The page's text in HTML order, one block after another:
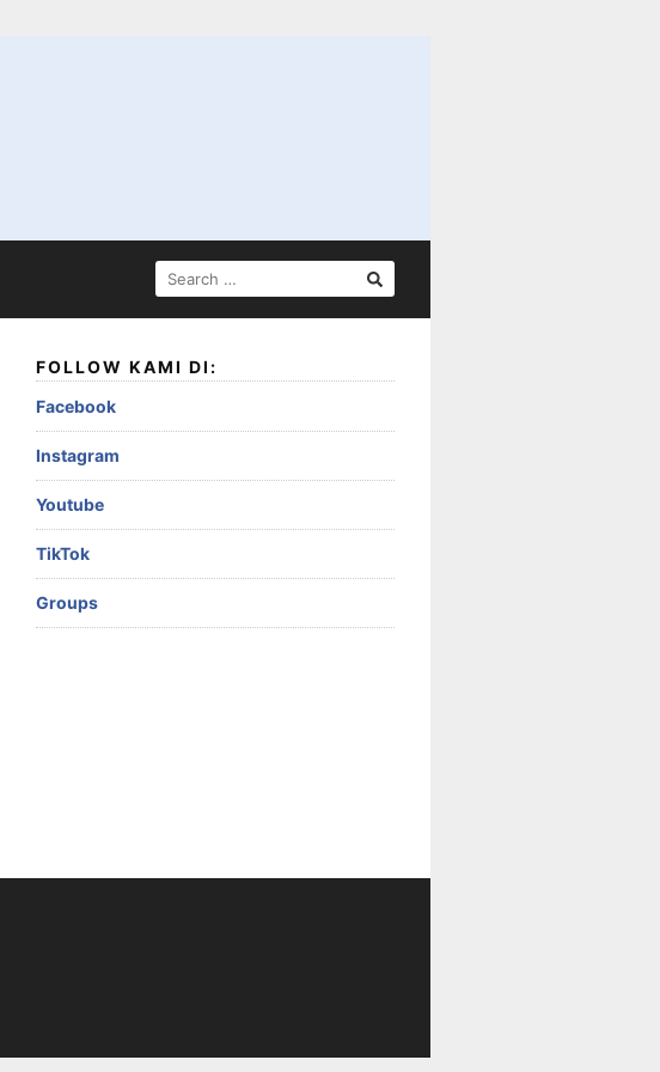
SEARCH
FOR:
FOLLOW KAMI DI:
Facebook
Instagram
Youtube
TikTok
Groups